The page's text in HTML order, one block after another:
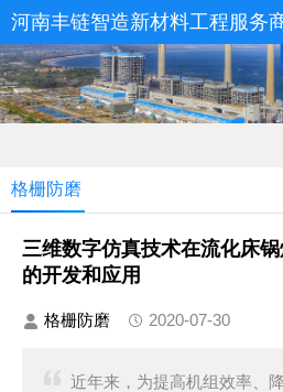
河南丰链智造新材料工程服务
格栅防磨
三维数字仿真技术在流化床
的开发和应用
格栅防磨 2020-07-30
近年来，为提高机组效率、